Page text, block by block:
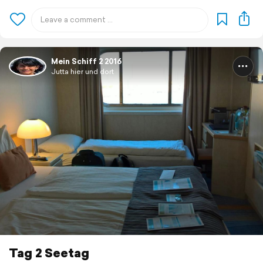
Mein Schiff 2 2016
Jutta hier und dort
Tag 2 Seetag